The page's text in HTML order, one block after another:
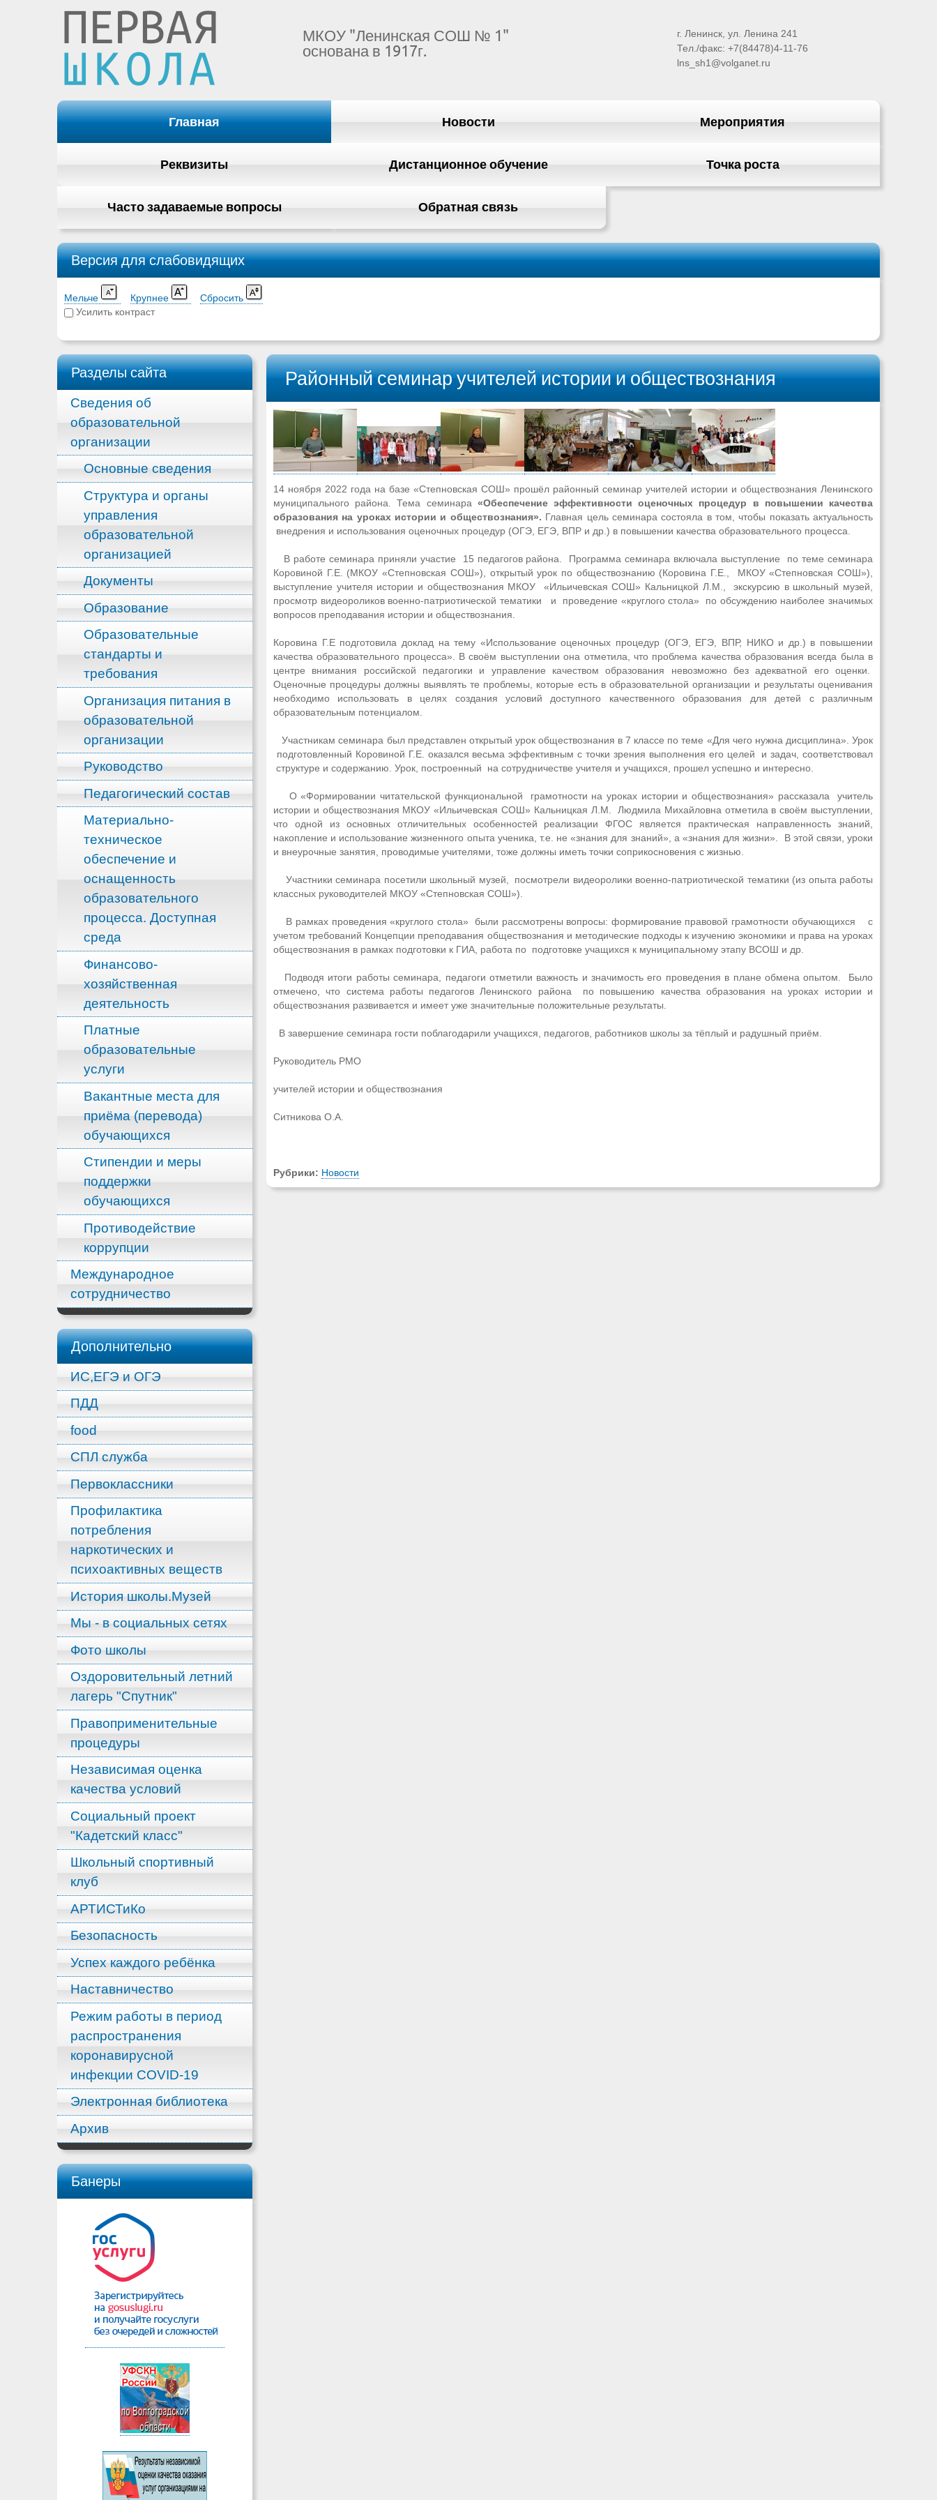
МКОУ "Ленинская СОШ № 1"
основана в 1917г.
г. Ленинск, ул. Ленина 241
Тел./факс: +7(84478)4-11-76
lns_sh1@volganet.ru
Главная Новости Мероприятия
Реквизиты Дистанционное обучение Точка роста
Часто задаваемые вопросы Обратная связь
Версия для слабовидящих
Мельче Крупнее
Сбросить
Усилить контраст
Разделы сайта
Сведения об
образовательной
организации
Основные сведения
Структура и органы
управления
образовательной
организацией
Документы
Образование
Образовательные
стандарты и
требования
Организация питания в
образовательной
организации
Руководство
Педагогический состав
Материально-
техническое
обеспечение и
оснащенность
образовательного
процесса. Доступная
среда
Финансово-
хозяйственная
деятельность
Платные
образовательные
услуги
Вакантные места для
приёма (перевода)
обучающихся
Стипендии и меры
поддержки
обучающихся
Противодействие
коррупции
Международное
сотрудничество
Дополнительно
ИС,ЕГЭ и ОГЭ
ПДД
food
СПЛ служба
Первоклассники
Профилактика
потребления
наркотических и
психоактивных веществ
История школы.Музей
Мы - в социальных сетях
Фото школы
Оздоровительный летний
лагерь "Спутник"
Правоприменительные
процедуры
Независимая оценка
качества условий
Социальный проект
"Кадетский класс"
Школьный спортивный
клуб
АРТИСТиКо
Безопасность
Успех каждого ребёнка
Наставничество
Режим работы в период
распространения
коронавирусной
инфекции COVID-19
Электронная библиотека
Архив
Банеры
Районный семинар учителей истории и обществознания
14 ноября 2022 года на базе «Степновская СОШ» прошёл районный семинар учителей истории и обществознания Ленинского
муниципального района. Тема семинара «Обеспечение эффективности оценочных процедур в повышении качества
образования на уроках истории и обществознания». Главная цель семинара состояла в том, чтобы показать актуальность
внедрения и использования оценочных процедур (ОГЭ, ЕГЭ, ВПР и др.) в повышении качества образовательного процесса.
В работе семинара приняли участие 15 педагогов района. Программа семинара включала выступление по теме семинара
Коровиной Г.Е. (МКОУ «Степновская СОШ»), открытый урок по обществознанию (Коровина Г.Е., МКОУ «Степновская СОШ»),
выступление учителя истории и обществознания МКОУ «Ильичевская СОШ» Кальницкой Л.М., экскурсию в школьный музей,
просмотр видеороликов военно-патриотической тематики и проведение «круглого стола» по обсуждению наиболее значимых
вопросов преподавания истории и обществознания.
Коровина Г.Е подготовила доклад на тему «Использование оценочных процедур (ОГЭ, ЕГЭ, ВПР, НИКО и др.) в повышении
качества образовательного процесса». В своём выступлении она отметила, что проблема качества образования всегда была в
центре внимания российской педагогики и управление качеством образования невозможно без адекватной его оценки.
Оценочные процедуры должны выявлять те проблемы, которые есть в образовательной организации и результаты оценивания
необходимо использовать в целях создания условий доступного качественного образования для детей с различным
образовательным потенциалом.
Участникам семинара был представлен открытый урок обществознания в 7 классе по теме «Для чего нужна дисциплина». Урок
подготовленный Коровиной Г.Е. оказался весьма эффективным с точки зрения выполнения его целей и задач, соответствовал
структуре и содержанию. Урок, построенный на сотрудничестве учителя и учащихся, прошел успешно и интересно.
О «Формировании читательской функциональной грамотности на уроках истории и обществознания» рассказала учитель
истории и обществознания МКОУ «Ильичевская СОШ» Кальницкая Л.М. Людмила Михайловна отметила в своём выступлении,
что одной из основных отличительных особенностей реализации ФГОС является практическая направленность знаний,
накопление и использование жизненного опыта ученика, т.е. не «знания для знаний», а «знания для жизни». В этой связи, уроки
и внеурочные занятия, проводимые учителями, тоже должны иметь точки соприкосновения с жизнью.
Участники семинара посетили школьный музей, посмотрели видеоролики военно-патриотической тематики (из опыта работы
классных руководителей МКОУ «Степновская СОШ»).
В рамках проведения «круглого стола» были рассмотрены вопросы: формирование правовой грамотности обучающихся с
учетом требований Концепции преподавания обществознания и методические подходы к изучению экономики и права на уроках
обществознания в рамках подготовки к ГИА, работа по подготовке учащихся к муниципальному этапу ВСОШ и др.
Подводя итоги работы семинара, педагоги отметили важность и значимость его проведения в плане обмена опытом. Было
отмечено, что система работы педагогов Ленинского района по повышению качества образования на уроках истории и
обществознания развивается и имеет уже значительные положительные результаты.
В завершение семинара гости поблагодарили учащихся, педагогов, работников школы за тёплый и радушный приём.
Руководитель РМО
учителей истории и обществознания
Ситникова О.А.
Рубрики: Новости